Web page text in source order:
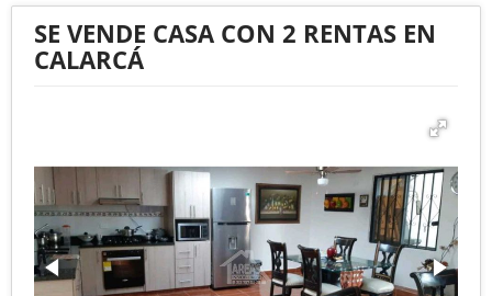
SE VENDE CASA CON 2 RENTAS EN
CALARCÁ